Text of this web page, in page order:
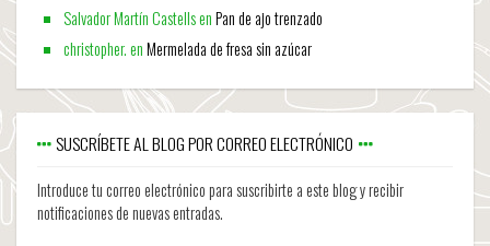
Salvador Martín CastellsenPan de ajo trenzado
christopher.enMermelada de fresa sin azúcar
SUSCRÍBETE AL BLOG POR CORREO ELECTRÓNICO
Introduce tu correo electrónico para suscribirte a este blog y recibir
notificaciones de nuevas entradas.